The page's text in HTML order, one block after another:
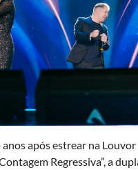
após estrear na
Regressiva”, a